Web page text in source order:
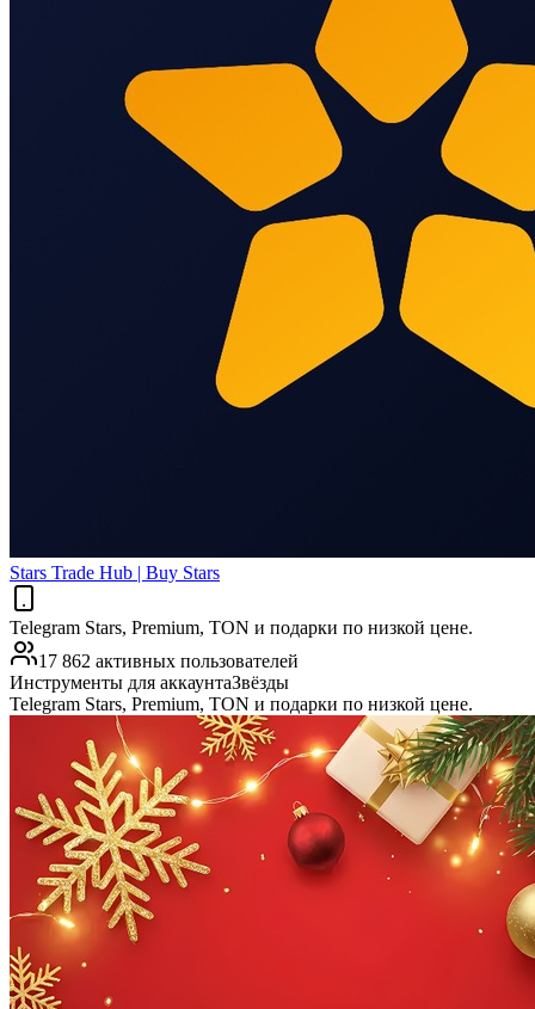
Stars Trade Hub | Buy Stars
Telegram Stars, Premium, TON и подарки по низкой цене.
17 862 активных пользователей
Инструменты для аккаунтаЗвёзды
Telegram Stars, Premium, TON и подарки по низкой цене.